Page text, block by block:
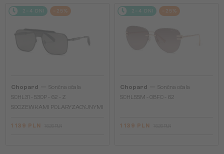
2-4 DNI -25%
Chopard
Sončna očala
SCHL31 - 530P - 62 - Z
SOCZEWKAMI POLARYZACYJNYMI
1 139 PLN
2-4 DNI -25%
Chopard
Sončna očala
SCHL55M - 08FC - 62
1 139 PLN